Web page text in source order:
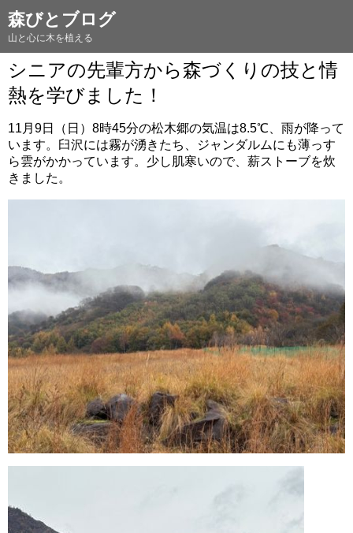
森びとブログ
山と心に木を植える
シニアの先輩方から森づくりの技と情
熱を学びました！
11月9日（日）8時45分の松木郷の気温は8.5℃、雨が降って
います。臼沢には霧が湧きたち、ジャンダルムにも薄っす
ら雲がかかっています。少し肌寒いので、薪ストーブを炊
きました。